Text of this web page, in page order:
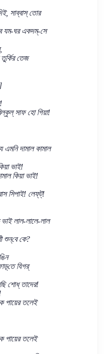
সাব্বাস্ তোর
যম-ঘর একদম্‌-সে
তেজ
সাফ হো গিয়া!
দামাল কামাল
ভাই!
কিয়া ভাই!
সিপাই! লেফ্‌ট্!
লাল-লালে-লাল
শুন্‌বে কে?
যিগর্
শোধ্ তাদের!
পায়ের তলেই
পায়ের তলেই